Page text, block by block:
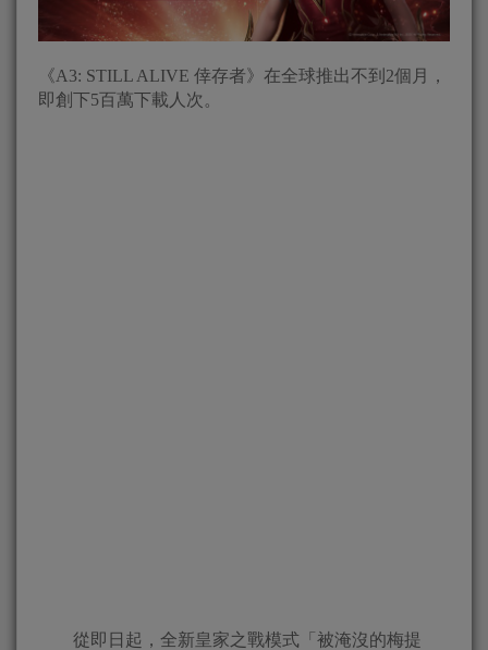
《A3: STILL ALIVE 倖存者》在全球推出不到2個月，
即創下5百萬下載人次。
從即日起，全新皇家之戰模式「被淹沒的梅提